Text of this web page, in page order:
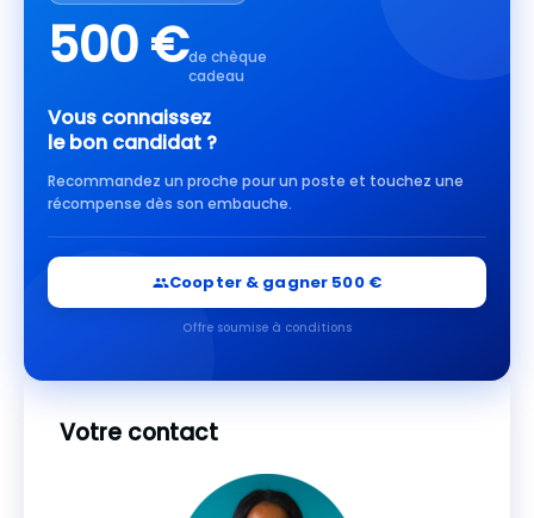
500 €de chèque
cadeau
Vous connaissez
le bon candidat ?
Recommandez un proche pour un poste et touchez une
récompense dès son embauche.
Coopter & gagner 500 €
Offre soumise à conditions
Votre contact